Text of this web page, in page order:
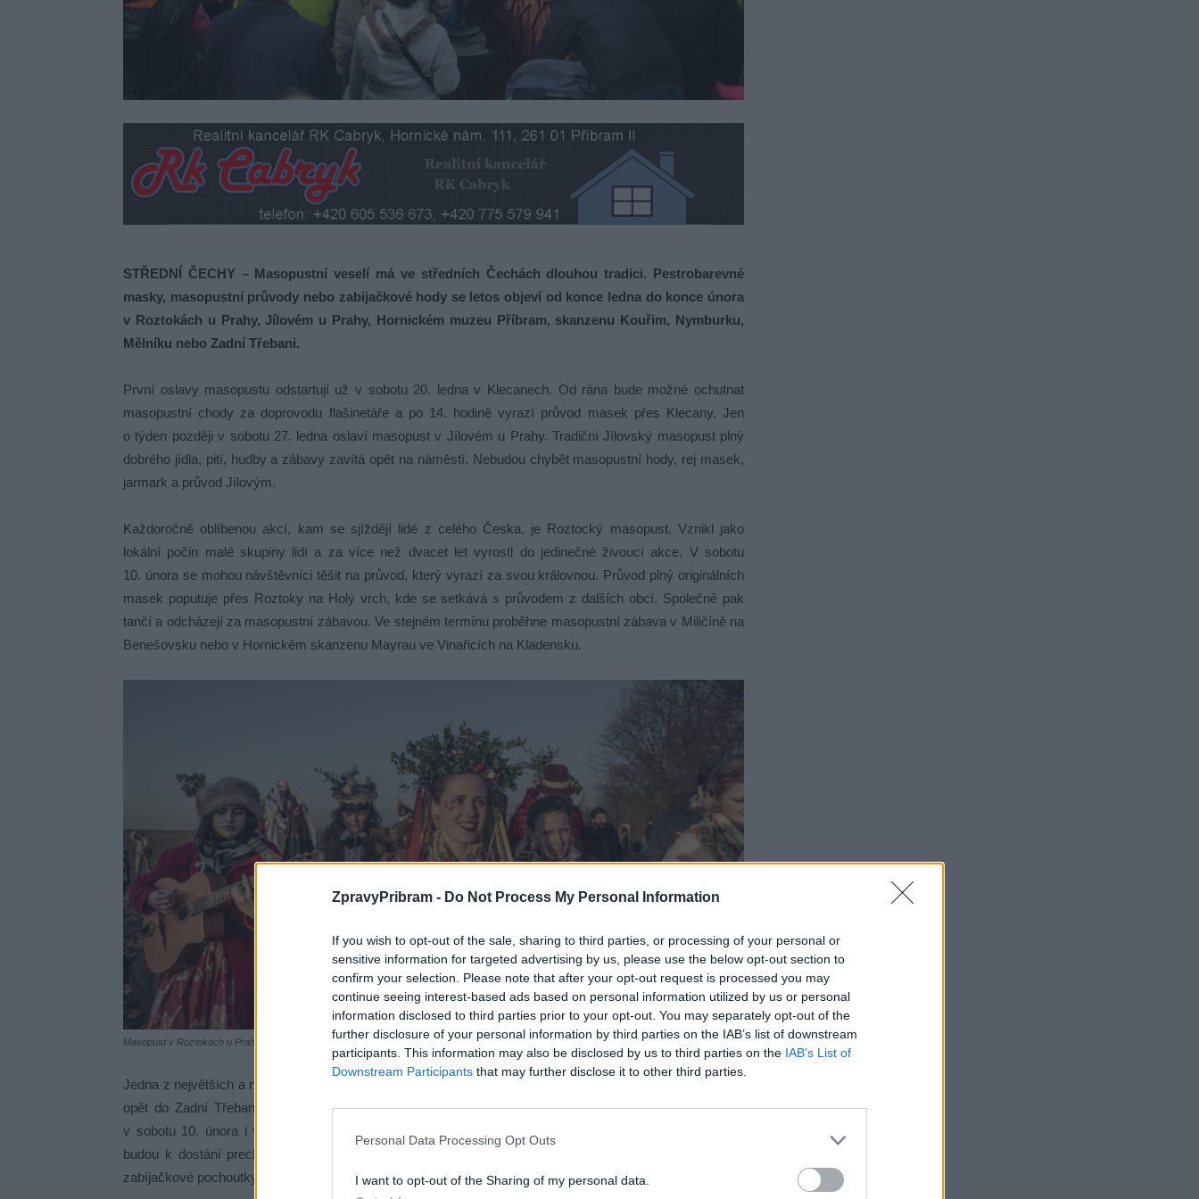
ZpravyPribram - Do Not Process My Personal Information
If you wish to opt-out of the sale, sharing to third parties, or processing of your personal or
sensitive information for targeted advertising by us, please use the below opt-out section to
confirm your selection. Please note that after your opt-out request is processed you may
continue seeing interest-based ads based on personal information utilized by us or personal
information disclosed to third parties prior to your opt-out. You may separately opt-out of the
further disclosure of your personal information by third parties on the IAB’s list of downstream
participants. This information may also be disclosed by us to third parties on the IAB’s List of
Downstream Participants that may further disclose it to other third parties.
Personal Data Processing Opt Outs
I want to opt-out of the Sharing of my personal data.
STŘEDNÍ ČECHY – Masopustní veselí má ve středních Čechách dlouhou tradici. Pestrobarevné
masky, masopustní průvody nebo zabijačkové hody se letos objeví od konce ledna do konce února
v Roztokách u Prahy, Jílovém u Prahy, Hornickém muzeu Příbram, skanzenu Kouřim, Nymburku,
Mělníku nebo Zadní Třebani.
První oslavy masopustu odstartují už v sobotu 20. ledna v Klecanech. Od rána bude možné ochutnat
masopustní chody za doprovodu flašinetáře a po 14. hodině vyrazí průvod masek přes Klecany. Jen
o týden později v sobotu 27. ledna oslaví masopust v Jílovém u Prahy. Tradiční Jílovský masopust plný
dobrého jídla, pití, hudby a zábavy zavítá opět na náměstí. Nebudou chybět masopustní hody, rej masek,
jarmark a průvod Jílovým.
Každoročně oblíbenou akcí, kam se sjíždějí lidé z celého Česka, je Roztocký masopust. Vznikl jako
lokální počin malé skupiny lidí a za více než dvacet let vyrostl do jedinečné živoucí akce. V sobotu
10. února se mohou návštěvníci těšit na průvod, který vyrazí za svou královnou. Průvod plný originálních
masek poputuje přes Roztoky na Holý vrch, kde se setkává s průvodem z dalších obcí. Společně pak
tančí a odcházejí za masopustní zábavou. Ve stejném termínu proběhne masopustní zábava v Miličíně na
Benešovsku nebo v Hornickém skanzenu Mayrau ve Vinařicích na Kladensku.
Masopust v Roztokách u Prahy. Foto: Vít Švajcr
Jedna z největších a na kulturní program nejbohatších akce svého druhu ve středních Čechách míří letos
opět do Zadní Třebaně. Poberounský masopust a největší „fašaňk“ široko daleko se tam bude konat
v sobotu 10. února i v neděli 11. února. Masopust začne v sobotu ráno staročeským jarmarkem, kde
budou k dostání preclíky, koláče, maso nebo koblihy. Děti se mohou svézt na koních, dospělé potěší
zabíjačkové pochoutky nebo oblíbená masopustní tombola.